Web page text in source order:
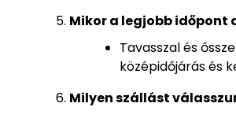
Mikor a legjobb
Tavasszal és
középidőjárás és
Milyen szállást